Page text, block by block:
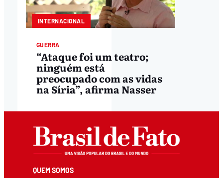
INTERNACIONAL
GUERRA
“Ataque foi um teatro;
ninguém está
preocupado com as vidas
na Síria”, afirma Nasser
QUEM SOMOS